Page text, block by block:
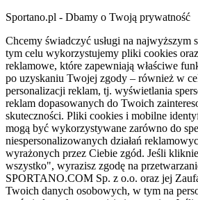
Sportano.pl - Dbamy o Twoją prywatność
Chcemy świadczyć usługi na najwyższym
tym celu wykorzystujemy pliki cookies
reklamowe, które zapewniają właściwe
po uzyskaniu Twojej zgody – również w
personalizacji reklam, tj. wyświetlania
reklam dopasowanych do Twoich
skuteczności. Pliki cookies i mobilne
mogą być wykorzystywane zarówno do
niespersonalizowanych działań
wyrażonych przez Ciebie zgód. Jeśli
wszystko", wyrazisz zgodę na
SPORTANO.COM Sp. z o.o. oraz jej
Twoich danych osobowych, w tym na